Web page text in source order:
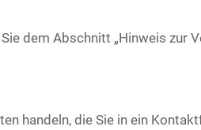
dem Abschnitt „Hinweis zur
handeln, die Sie in ein